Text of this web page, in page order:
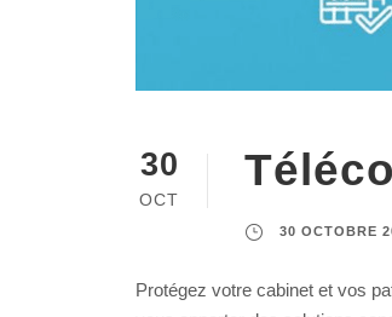
30
OCT
30 OCTOBRE
Protégez votre cabinet et vos